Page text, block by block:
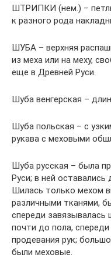
ШТРИПКИ (нем.) –
к разного рода
ШУБА – верхняя
из меха или на меху,
еще в Древней Руси.
Шуба венгерская –
Шуба польская – с
рукава с меховыми
Шуба русская – была
Руси; в ней оставались
Шилась только мехом
различными тканями,
спереди завязывалась
почти до пола,
продевания рук;
были меховые.